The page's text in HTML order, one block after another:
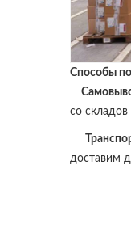
Способы
со складов
доставим